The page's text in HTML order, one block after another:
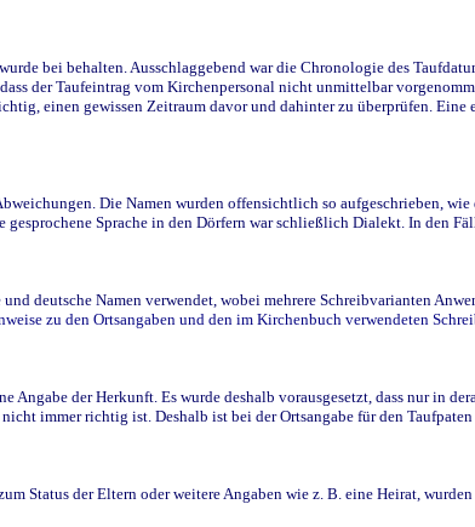
bei behalten. Ausschlaggebend war die Chronologie des
der Taufeintrag vom Kirchenpersonal nicht unmittelbar
einen gewissen Zeitraum davor und dahinter zu überprüfen.
Die Namen wurden offensichtlich so aufgeschrieben,
Sprache in den Dörfern war schließlich Dialekt. In den
deutsche Namen verwendet, wobei mehrere Schreibvarianten
zu den Ortsangaben und den im Kirchenbuch verwendeten
Angabe der Herkunft. Es wurde deshalb vorausgesetzt, dass nur in
immer richtig ist. Deshalb ist bei der Ortsangabe für den
Status der Eltern oder weitere Angaben wie z. B. eine Heirat, wurden